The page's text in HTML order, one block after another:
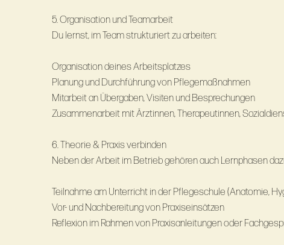
5. Organisation und Teamarbeit
Du lernst, im Team strukturiert zu arbeiten:
Organisation deines Arbeitsplatzes
Planung und Durchführung von Pflegemaßnahmen
Mitarbeit an Übergaben, Visiten und Besprechungen
Zusammenarbeit mit Ärztinnen, Therapeutinnen,
6. Theorie & Praxis verbinden
Neben der Arbeit im Betrieb gehören auch Lernphasen
Teilnahme am Unterricht in der Pflegeschule (Anatomie,
Vor- und Nachbereitung von Praxiseinsätzen
Reflexion im Rahmen von Praxisanleitungen oder